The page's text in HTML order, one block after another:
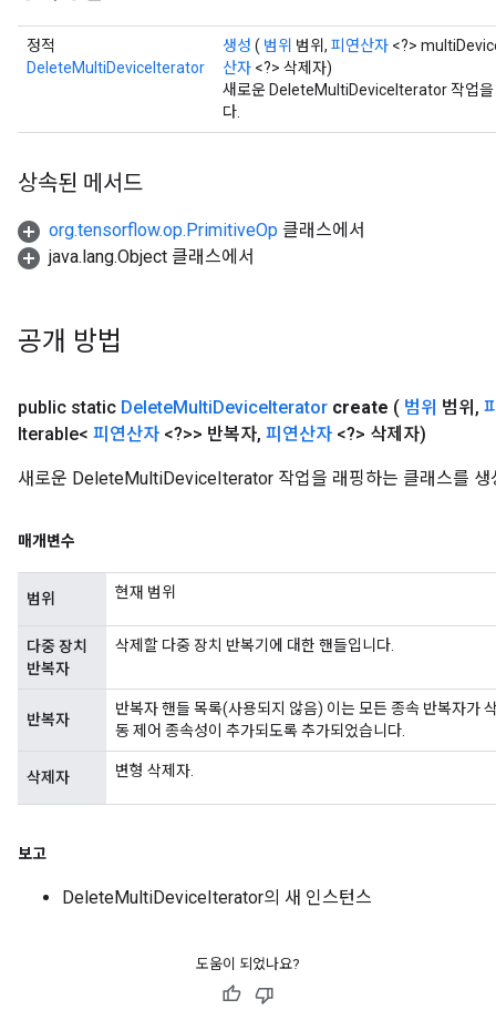
정적
DeleteMultiDeviceIterator
생성 ( 범위 범위, 피연산자 <?>
산자 <?> 삭제자)
새로운 DeleteMultiDeviceIterator 작업을
다.
상속된 메서드
org.tensorflow.op.PrimitiveOp 클래스에서
java.lang.Object 클래스에서
공개 방법
public static DeleteMultiDeviceIterator create ( 범위 범위 ,
Iterable< 피연산자 <?>> 반복자, 피연산자 <?> 삭제자)
새로운 DeleteMultiDeviceIterator 작업을 래핑하는 클래스를 생
매개변수
범위 현재 범위
다중 장치
반복자
삭제할 다중 장치 반복기에 대한 핸들입니다.
반복자
반복자 핸들 목록(사용되지 않음) 이는 모든 종속 반복자가
동 제어 종속성이 추가되도록 추가되었습니다.
삭제자 변형 삭제자.
보고
DeleteMultiDeviceIterator의 새 인스턴스
도움이 되었나요?